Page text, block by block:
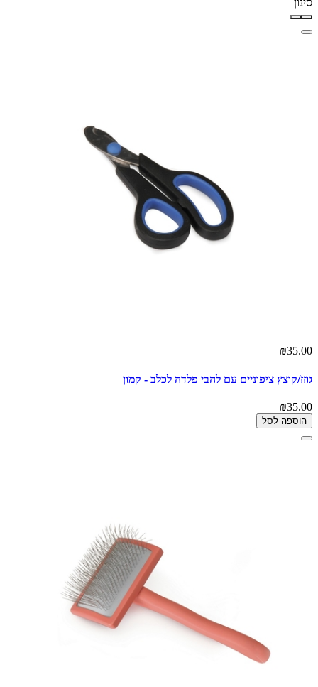
סינון
₪35.00
גוזז/קוצץ ציפוניים עם להבי פלדה לכלב - קמון
₪35.00
הוספה לסל